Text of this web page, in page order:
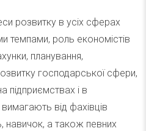
розвитку в усіх сферах
темпами, роль економістів
планування,
господарської сфери,
підприємствах і в
від фахівців
навичок, а також певних